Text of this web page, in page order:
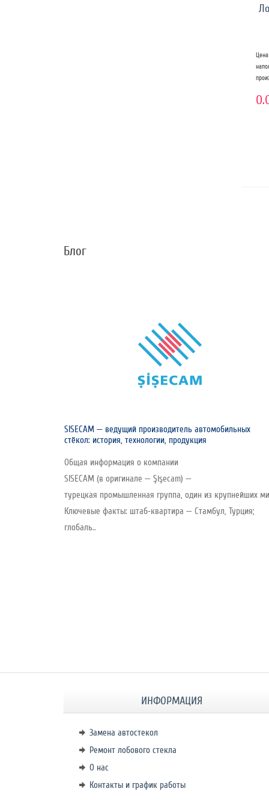
Блог
SISECAM — ведущий производитель автомобильных
стёкол: история, технологии, продукция
Общая информация о компании
SISECAM (в оригинале — Şişecam) —
турецкая промышленная группа, один из крупнейших
Ключевые факты: штаб‑квартира — Стамбул, Турция;
глобаль..
ИНФОРМАЦИЯ
Замена автостекол
Ремонт лобового стекла
О нас
Контакты и график работы